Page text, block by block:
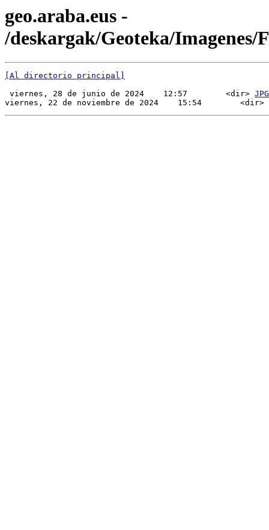
geo.araba.eus -
/deskargak/Geoteka/Imagenes/
[Al directorio principal]
viernes, 28 de junio de 2024    12:57        <dir> JPG
viernes, 22 de noviembre de 2024    15:54        <dir>